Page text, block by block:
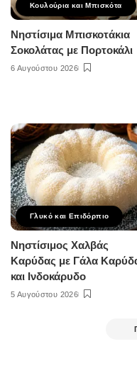
Κουλούρια και Μπισκότα
Νηστίσιμα Μπισκοτάκια
Σοκολάτας με Πορτοκάλι
6 Αυγούστου 2026
Γλυκό και Επιδόρπιο
Νηστίσιμος Χαλβάς
Καρύδας με Γάλα
και Ινδοκάρυδο
5 Αυγούστου 2026